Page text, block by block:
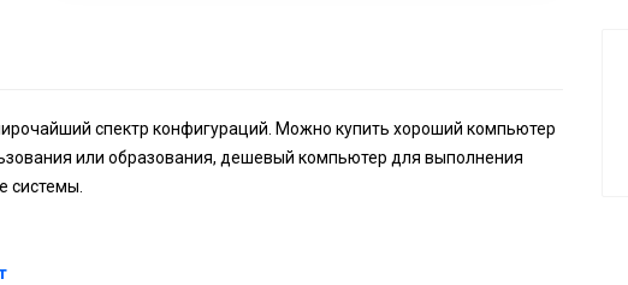
спектр конфигураций. Можно купить хороший компьютер
или образования, дешевый компьютер для выполнения
системы.